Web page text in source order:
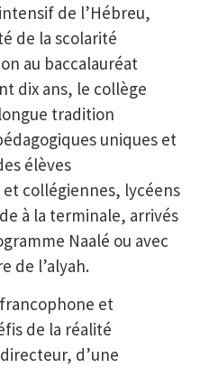
de l’Hébreu,
de la scolarité
au baccalauréat
dix ans, le collège
tradition
uniques et
élèves
collégiennes, lycéens
à la terminale, arrivés
Naalé ou avec
de l’alyah.
et
de la réalité
d’une